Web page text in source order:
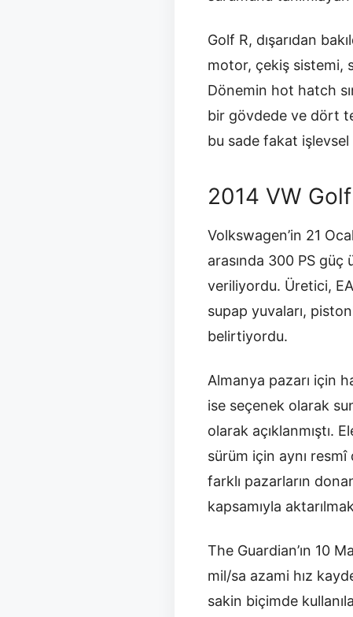
Golf R, dışarıdan
motor, çekiş sistemi,
Dönemin hot hatch
bir gövdede ve dört
bu sade fakat işlevsel
2014 VW
Volkswagen’in 21
arasında 300 PS
veriliyordu. Üretici,
supap yuvaları,
belirtiyordu.
Almanya pazarı için
ise seçenek olarak
olarak açıklanmıştı.
sürüm için aynı
farklı pazarların
kapsamıyla
The Guardian’ın 10
mil/sa azami hız
sakin biçimde